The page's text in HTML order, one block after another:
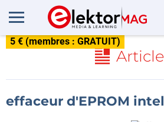
5 € (membres : GRATUIT)
Article
effaceur d'EPROM